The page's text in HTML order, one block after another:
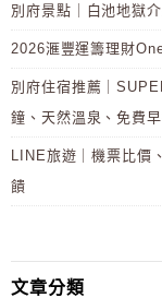
別府景點｜白池地獄
2026滙豐運籌理財
別府住宿推薦｜
鐘、天然溫泉、免費
LINE旅遊｜機票比
饋
文章分類